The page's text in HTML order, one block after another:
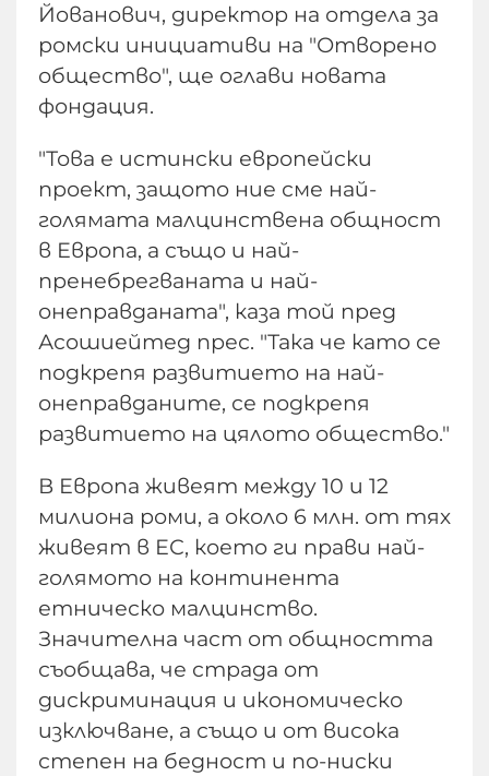
Йованович, директор на отдела за
ромски инициативи на "Отворено
общество", ще оглави новата
фондация.
"Това е истински европейски
проект, защото ние сме най-
голямата малцинствена общност
в Европа, а също и най-
пренебрегваната и най-
онеправданата", каза той пред
Асошиейтед прес. "Така че като се
подкрепя развитието на най-
онеправданите, се подкрепя
развитието на цялото общество."
В Европа живеят между 10 и 12
милиона роми, а около 6 млн. от тях
живеят в ЕС, което ги прави най-
голямото на континента
етническо малцинство.
Значителна част от общността
съобщава, че страда от
дискриминация и икономическо
изключване, а също и от висока
степен на бедност и по-ниски